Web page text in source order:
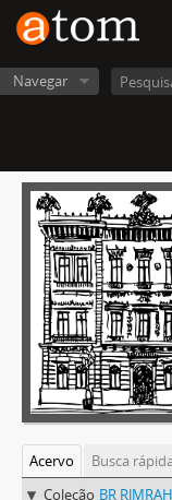
Navegar
Acervo
Busca rápida
Coleção BR